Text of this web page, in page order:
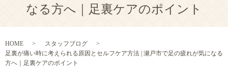
なる方へ｜足裏ケアのポイント
HOME
スタッフブログ
足裏が痛い時に考えられる原因とセルフケア方法 | 瀬戸市で足の疲れが気になる
方へ｜足裏ケアのポイント